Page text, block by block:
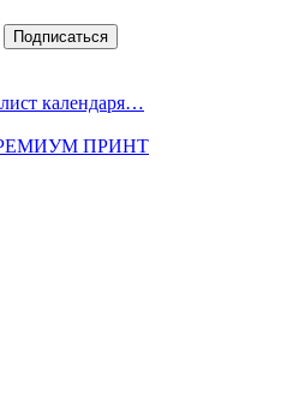
календаря…
ПРЕМИУМ ПРИНТ